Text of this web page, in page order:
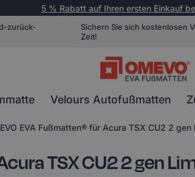
5 % Rabatt auf Ihren ersten Einkauf
zurück-
Sichern Sie sich kostenlosen
Zeit!
Velours Autofußmatten
EVA Fußmatten® für Acura TSX CU2 2
TSX CU2 2 gen